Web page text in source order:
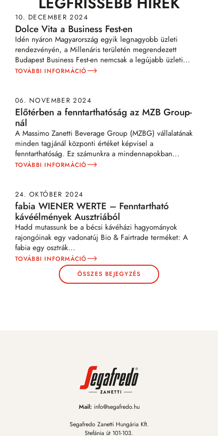
10. DECEMBER 2024
Dolce Vita a Business Fest-en
Idén nyáron Magyarország egyik legnagyobb üzleti
rendezvényén, a Millenáris területén megrendezett
Budapest Business Fest-en nemcsak a legújabb üzleti...
TOVÁBBI INFORMÁCIÓ
06. NOVEMBER 2024
Előtérben a fenntarthatóság az MZB Group-
nál
A Massimo Zanetti Beverage Group (MZBG) vállalatának
minden tagjánál központi értéket képvisel a
fenntarthatóság. Ez számunkra a mindennapokban...
TOVÁBBI INFORMÁCIÓ
24. OKTÓBER 2024
fabia WIENER WERTE – Fenntartható
kávéélmények Ausztriából
Hadd mutassunk be a bécsi kávéházi hagyományok
rajongóinak egy vadonatúj Bio & Fairtrade terméket: A
fabia egy osztrák...
TOVÁBBI INFORMÁCIÓ
ÖSSZES BEJEGYZÉS
Mail: info@segafredo.hu
Segafredo Zanetti Hungária Kft.
Stefánia út 101-103.